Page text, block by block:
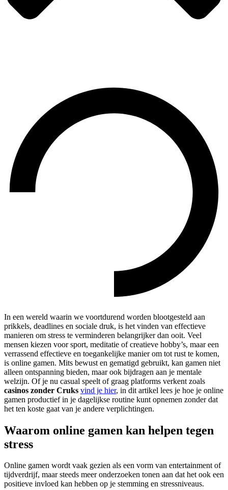
In een wereld waarin we voortdurend worden blootgesteld aan
prikkels, deadlines en sociale druk, is het vinden van effectieve
manieren om stress te verminderen belangrijker dan ooit. Veel
mensen kiezen voor sport, meditatie of creatieve hobby’s, maar een
verrassend effectieve en toegankelijke manier om tot rust te komen,
is online gamen. Mits bewust en gematigd gebruikt, kan gamen niet
alleen ontspanning bieden, maar ook bijdragen aan je mentale
welzijn. Of je nu casual speelt of graag platforms verkent zoals
casinos zonder Cruks vind je hier, in dit artikel lees je hoe je online
gamen productief in je dagelijkse routine kunt opnemen zonder dat
het ten koste gaat van je andere verplichtingen.
Waarom online gamen kan helpen tegen
stress
Online gamen wordt vaak gezien als een vorm van entertainment of
tijdverdrijf, maar steeds meer onderzoeken tonen aan dat het ook een
positieve invloed kan hebben op je stemming en stressniveaus.